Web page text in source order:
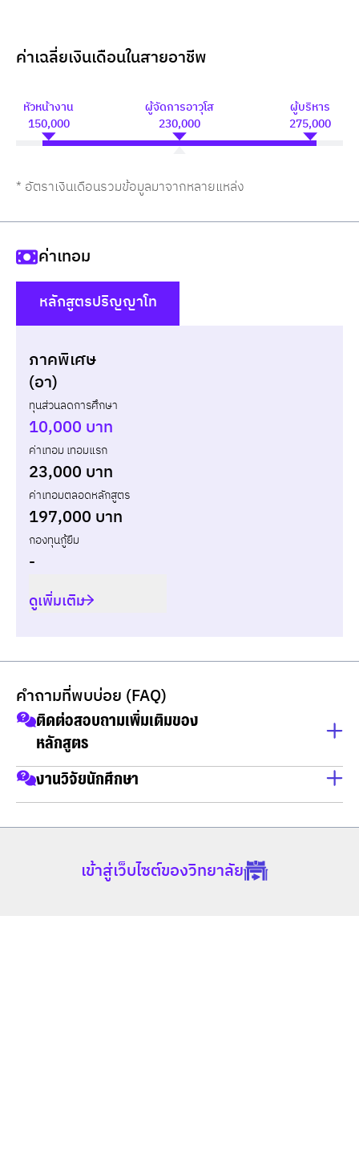
ค่าเฉลี่ยเงินเดือนในสายอาชีพ
หัวหน้างาน
150,000
ผู้จัดการอาวุโส
230,000
ผู้บริหาร
275,000
* อัตราเงินเดือนรวมข้อมูลมาจากหลายแหล่ง
ค่าเทอม
หลักสูตรปริญญาโท
ภาคพิเศษ
(อา)
ทุนส่วนลดการศึกษา
10,000 บาท
ค่าเทอม เทอมแรก
23,000 บาท
ค่าเทอมตลอดหลักสูตร
197,000 บาท
กองทุนกู้ยืม
-
ดูเพิ่มเติม
()
แบบไม่กู้ยืม
ปี เทอม
รวม
คำถามที่พบบ่อย (FAQ)
ติดต่อสอบถามเพิ่มเติมของ
หลักสูตร
นางสาวเสาวลักษณ์ ตู้คำ (พี่เบล)
โทร : 02-954-7300 ต่อ 742, 02-954-7901, มือถือ : 094-
งานวิจัยนักศึกษา
https://www.dpu.ac.th/th/news/detail/student-research
เข้าสู่เว็บไซต์ของวิทยาลัย